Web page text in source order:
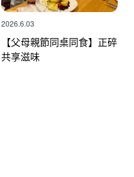
2026.6.03
【父母親節同桌同食】正碎
共享滋味